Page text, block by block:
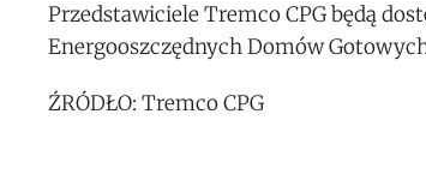
Przedstawiciele Tremco CPG będą
Energooszczędnych Domów
ŹRÓDŁO: Tremco CPG